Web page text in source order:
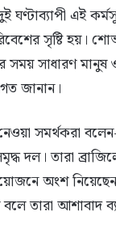
ঘণ্টাব্যাপী এই
সৃষ্টি হয়।
সময় সাধারণ মানুষ
জানান।
সমর্থকরা
দল। তারা
অংশ
তারা আশাবাদ